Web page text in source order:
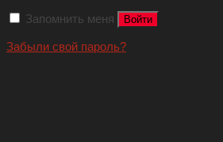
Запомнить меня Войти
Забыли свой пароль?